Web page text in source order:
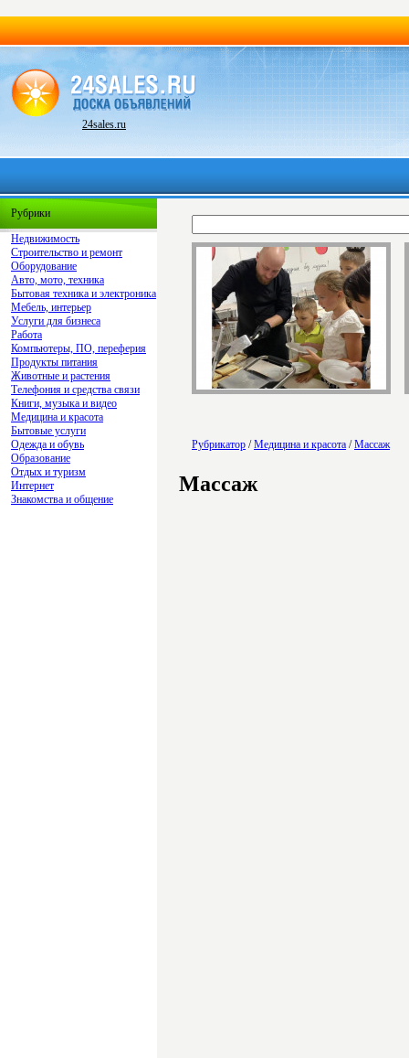
24sales.ru
Рубрики
Недвижимость
Строительство и ремонт
Оборудование
Авто, мото, техника
Бытовая техника и электроника
Мебель, интерьер
Услуги для бизнеса
Работа
Компьютеры, ПО, переферия
Продукты питания
Животные и растения
Телефония и средства связи
Книги, музыка и видео
Медицина и красота
Бытовые услуги
Одежда и обувь
Образование
Отдых и туризм
Интернет
Знакомства и общение
Рубрикатор /Медицина и красота /Массаж
Массаж